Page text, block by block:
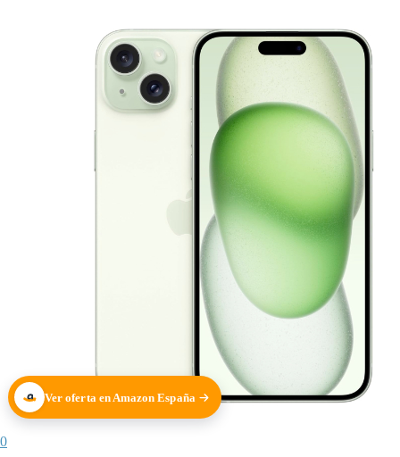
Ver oferta en Amazon España
0